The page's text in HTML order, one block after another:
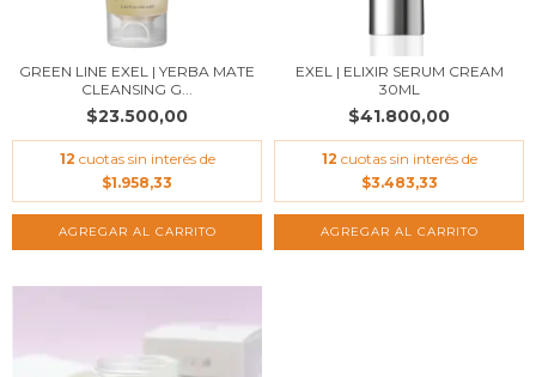
GREEN LINE EXEL | YERBA MATE
CLEANSING G...
$23.500,00
12 cuotas sin interés de
$1.958,33
EXEL | ELIXIR SERUM CREAM
30ML
$41.800,00
12 cuotas sin interés de
$3.483,33
AGREGAR AL CARRITO